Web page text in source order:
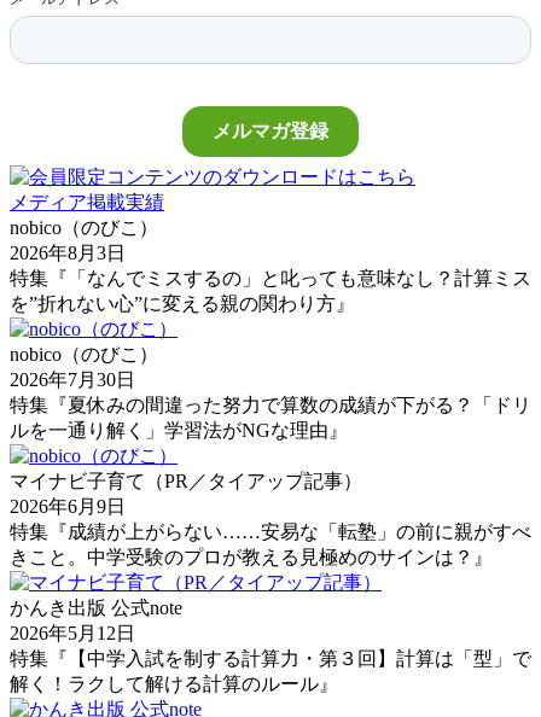
メディア掲載実績
nobico（のびこ）
2026年8月3日
特集『「なんでミスするの」と叱っても意味なし？計算ミス
を”折れない心”に変える親の関わり方』
nobico（のびこ）
2026年7月30日
特集『夏休みの間違った努力で算数の成績が下がる？「ドリ
ルを一通り解く」学習法がNGな理由』
マイナビ子育て（PR／タイアップ記事）
2026年6月9日
特集『成績が上がらない……安易な「転塾」の前に親がすべ
きこと。中学受験のプロが教える見極めのサインは？』
かんき出版 公式note
2026年5月12日
特集『【中学入試を制する計算力・第３回】計算は「型」で
解く！ラクして解ける計算のルール』